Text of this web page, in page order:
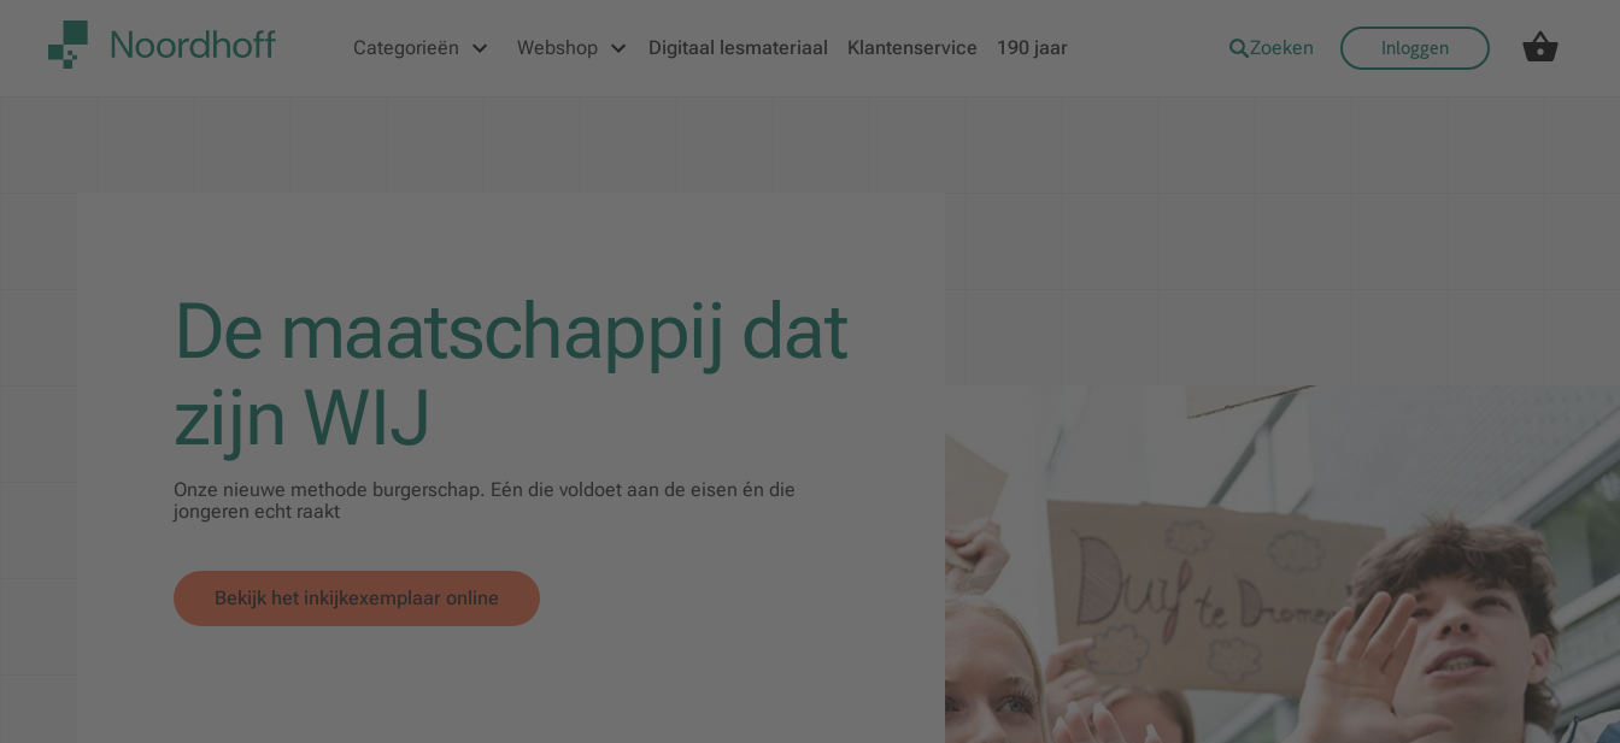
Categorieën Webshop Digitaal lesmateriaal Klantenservice 190 jaar Zoeken Inloggen
De maatschappij dat
zijn WIJ
Onze nieuwe methode burgerschap. Eén die voldoet aan de eisen én die
jongeren echt raakt
Bekijk het inkijkexemplaar online